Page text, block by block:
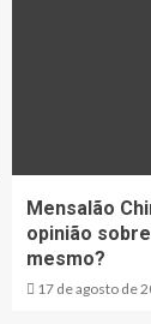
Mensalão
opinião
mesmo?
17 de agosto de